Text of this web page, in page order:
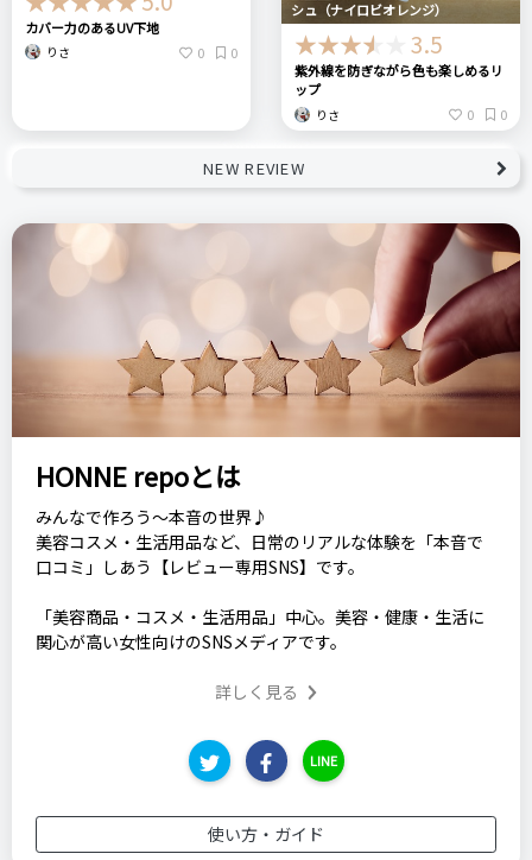
カバー力のあるUV下地
りさ 0 0
シュ（ナイロビオレンジ）
3.5
紫外線を防ぎながら色も楽しめるリ
ップ
りさ 0 0
NEW REVIEW
HONNE repoとは
みんなで作ろう～本音の世界♪
美容コスメ・生活用品など、日常のリアルな体験を「本音で
口コミ」しあう【レビュー専用SNS】です。
「美容商品・コスメ・生活用品」中心。美容・健康・生活に
関心が高い女性向けのSNSメディアです。
詳しく見る
LINE
使い方・ガイド